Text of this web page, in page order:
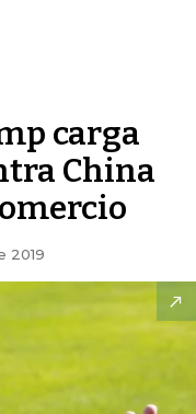
carga
China
2019